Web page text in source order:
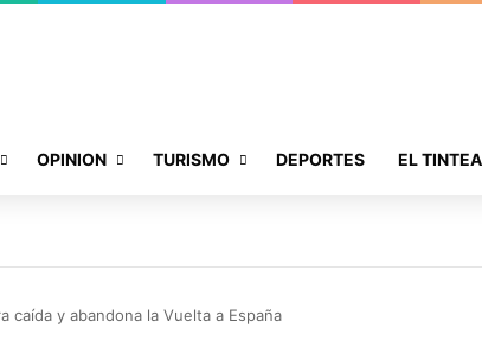
OPINION TURISMO DEPORTES EL
caída y abandona la Vuelta a España